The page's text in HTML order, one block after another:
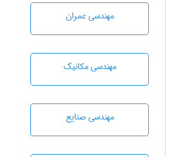
مهندسی عمران
مهندسی مکانیک
مهندسی صنايع